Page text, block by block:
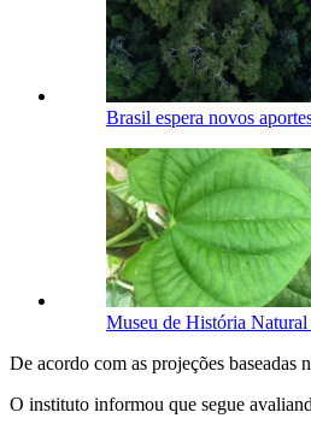
Brasil espera novos
Museu de História
De acordo com as projeções
O instituto informou que segue